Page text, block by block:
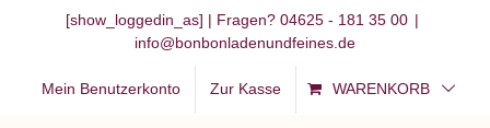
springen
[show_loggedin_as] | Fragen? 04625 - 181 35 00 |
info@bonbonladenundfeines.de
Mein Benutzerkonto Zur Kasse WARENKORB